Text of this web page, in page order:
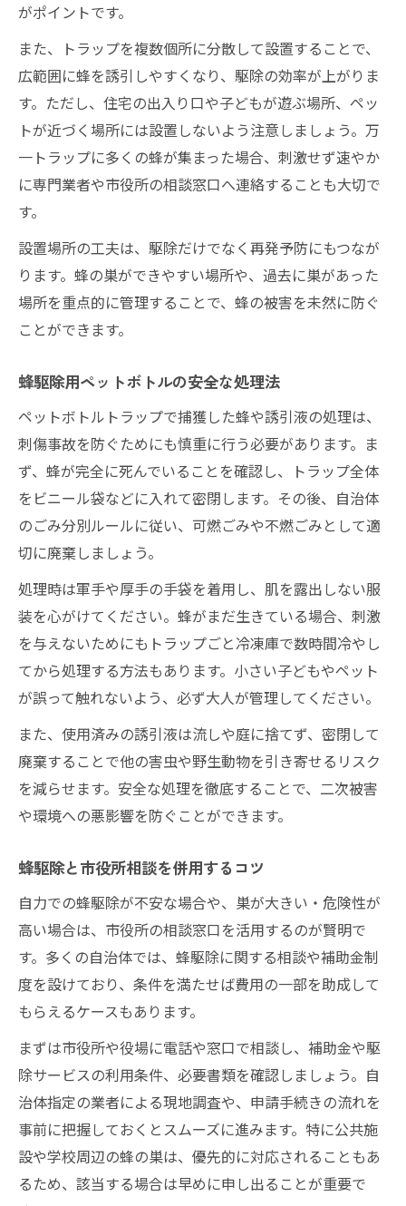
がポイントです。
また、トラップを複数個所に分散して設置することで、
広範囲に蜂を誘引しやすくなり、駆除の効率が上がりま
す。ただし、住宅の出入り口や子どもが遊ぶ場所、ペッ
トが近づく場所には設置しないよう注意しましょう。万
一トラップに多くの蜂が集まった場合、刺激せず速やか
に専門業者や市役所の相談窓口へ連絡することも大切で
す。
設置場所の工夫は、駆除だけでなく再発予防にもつなが
ります。蜂の巣ができやすい場所や、過去に巣があった
場所を重点的に管理することで、蜂の被害を未然に防ぐ
ことができます。
蜂駆除用ペットボトルの安全な処理法
ペットボトルトラップで捕獲した蜂や誘引液の処理は、
刺傷事故を防ぐためにも慎重に行う必要があります。ま
ず、蜂が完全に死んでいることを確認し、トラップ全体
をビニール袋などに入れて密閉します。その後、自治体
のごみ分別ルールに従い、可燃ごみや不燃ごみとして適
切に廃棄しましょう。
処理時は軍手や厚手の手袋を着用し、肌を露出しない服
装を心がけてください。蜂がまだ生きている場合、刺激
を与えないためにもトラップごと冷凍庫で数時間冷やし
てから処理する方法もあります。小さい子どもやペット
が誤って触れないよう、必ず大人が管理してください。
また、使用済みの誘引液は流しや庭に捨てず、密閉して
廃棄することで他の害虫や野生動物を引き寄せるリスク
を減らせます。安全な処理を徹底することで、二次被害
や環境への悪影響を防ぐことができます。
蜂駆除と市役所相談を併用するコツ
自力での蜂駆除が不安な場合や、巣が大きい・危険性が
高い場合は、市役所の相談窓口を活用するのが賢明で
す。多くの自治体では、蜂駆除に関する相談や補助金制
度を設けており、条件を満たせば費用の一部を助成して
もらえるケースもあります。
まずは市役所や役場に電話や窓口で相談し、補助金や駆
除サービスの利用条件、必要書類を確認しましょう。自
治体指定の業者による現地調査や、申請手続きの流れを
事前に把握しておくとスムーズに進みます。特に公共施
設や学校周辺の蜂の巣は、優先的に対応されることもあ
るため、該当する場合は早めに申し出ることが重要で